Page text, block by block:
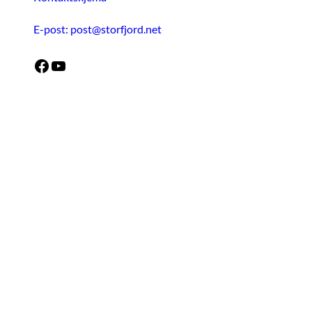
E-post: post@storfjord.net
Facebook YouTube